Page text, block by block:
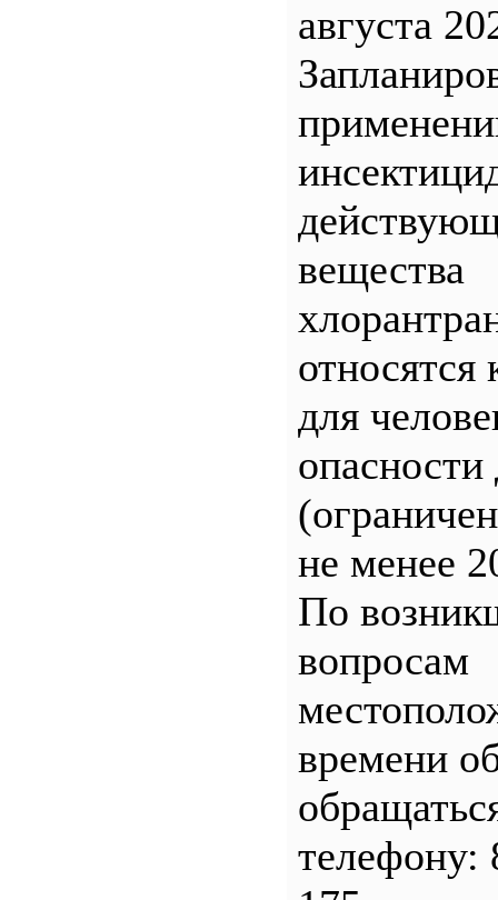
августа
вещества
относятся
для
опасности
не менее
По
вопросам
времени
телефону: